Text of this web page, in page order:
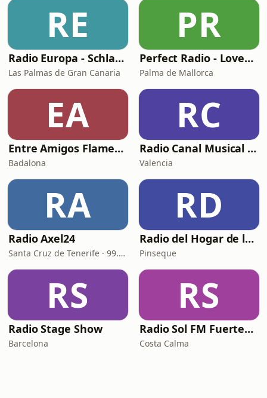
RE
Radio Europa - Schlagerradio für Gran Canaria
Las Palmas de Gran Canaria
PR
Perfect Radio - Lovesongs Reloaded
Palma de Mallorca
EA
Entre Amigos Flamenco Radio
Badalona
RC
Radio Canal Musical Europa
Valencia
RA
Radio Axel24
Santa Cruz de Tenerife · 99.3 FM
RD
Radio del Hogar de la Brisa
Pinseque
RS
Radio Stage Show
Barcelona
RS
Radio Sol FM Fuerteventura
Costa Calma